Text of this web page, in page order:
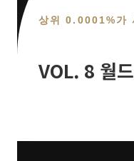
상위 0.0001%가
VOL. 8 월